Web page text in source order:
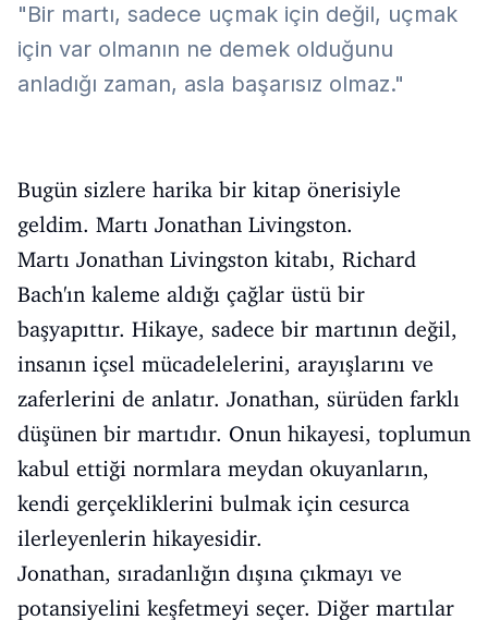
"Bir martı, sadece uçmak için değil, uçmak
için var olmanın ne demek olduğunu
anladığı zaman, asla başarısız olmaz."
Bugün sizlere harika bir kitap önerisiyle
geldim. Martı Jonathan Livingston.
Martı Jonathan Livingston kitabı, Richard
Bach'ın kaleme aldığı çağlar üstü bir
başyapıttır. Hikaye, sadece bir martının değil,
insanın içsel mücadelelerini, arayışlarını ve
zaferlerini de anlatır. Jonathan, sürüden farklı
düşünen bir martıdır. Onun hikayesi, toplumun
kabul ettiği normlara meydan okuyanların,
kendi gerçekliklerini bulmak için cesurca
ilerleyenlerin hikayesidir.
Jonathan, sıradanlığın dışına çıkmayı ve
potansiyelini keşfetmeyi seçer. Diğer martılar